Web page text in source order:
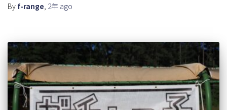
By f-range, 2年 ago